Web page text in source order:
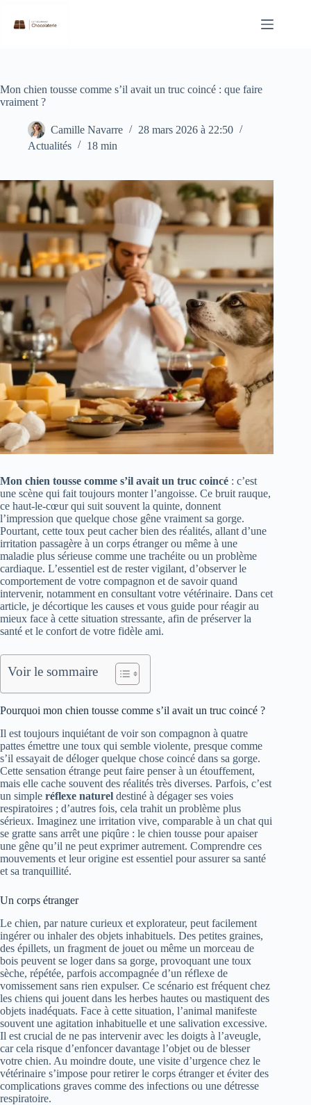
contenu
Mon chien tousse comme s’il avait un truc coincé : que faire
vraiment ?
Camille Navarre
28 mars 2026 à 22:50
Actualités
18 min
Mon chien tousse comme s’il avait un truc coincé : c’est
une scène qui fait toujours monter l’angoisse. Ce bruit rauque,
ce haut-le-cœur qui suit souvent la quinte, donnent
l’impression que quelque chose gêne vraiment sa gorge.
Pourtant, cette toux peut cacher bien des réalités, allant d’une
irritation passagère à un corps étranger ou même à une
maladie plus sérieuse comme une trachéite ou un problème
cardiaque. L’essentiel est de rester vigilant, d’observer le
comportement de votre compagnon et de savoir quand
intervenir, notamment en consultant votre vétérinaire. Dans cet
article, je décortique les causes et vous guide pour réagir au
mieux face à cette situation stressante, afin de préserver la
santé et le confort de votre fidèle ami.
Voir le sommaire
Pourquoi mon chien tousse comme s’il avait un truc coincé ?
Il est toujours inquiétant de voir son compagnon à quatre
pattes émettre une toux qui semble violente, presque comme
s’il essayait de déloger quelque chose coincé dans sa gorge.
Cette sensation étrange peut faire penser à un étouffement,
mais elle cache souvent des réalités très diverses. Parfois, c’est
un simple réflexe naturel destiné à dégager ses voies
respiratoires ; d’autres fois, cela trahit un problème plus
sérieux. Imaginez une irritation vive, comparable à un chat qui
se gratte sans arrêt une piqûre : le chien tousse pour apaiser
une gêne qu’il ne peut exprimer autrement. Comprendre ces
mouvements et leur origine est essentiel pour assurer sa santé
et sa tranquillité.
Un corps étranger
Le chien, par nature curieux et explorateur, peut facilement
ingérer ou inhaler des objets inhabituels. Des petites graines,
des épillets, un fragment de jouet ou même un morceau de
bois peuvent se loger dans sa gorge, provoquant une toux
sèche, répétée, parfois accompagnée d’un réflexe de
vomissement sans rien expulser. Ce scénario est fréquent chez
les chiens qui jouent dans les herbes hautes ou mastiquent des
objets inadéquats. Face à cette situation, l’animal manifeste
souvent une agitation inhabituelle et une salivation excessive.
Il est crucial de ne pas intervenir avec les doigts à l’aveugle,
car cela risque d’enfoncer davantage l’objet ou de blesser
votre chien. Au moindre doute, une visite d’urgence chez le
vétérinaire s’impose pour retirer le corps étranger et éviter des
complications graves comme des infections ou une détresse
respiratoire.